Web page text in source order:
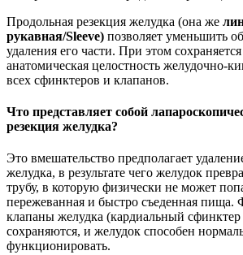
Продольная резекция желудка (она же
рукавная/Sleeve) позволяет уменьшить
удаления его части. При этом
анатомическая целостность желудочно-
всех сфинктеров и клапанов.
Что представляет собой
резекция желудка?
Это вмешательство предполагает
желудка, в результате чего желудок
трубу, в которую физически не может
пережеванная и быстро съеденная пища.
клапаны желудка (кардиальный
сохраняются, и желудок способен
функционировать.